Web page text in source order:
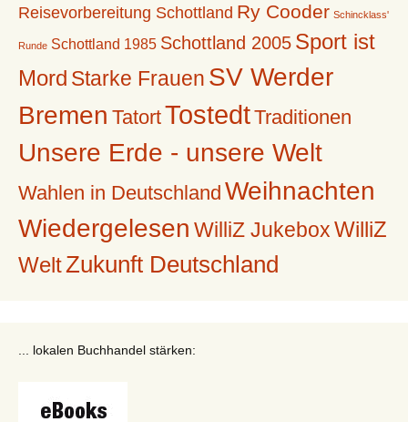
Reisevorbereitung Schottland Ry Cooder Schincklass'
Runde Schottland 1985 Schottland 2005 Sport ist
Mord Starke Frauen SV Werder
Bremen TatortTostedtTraditionen
Unsere Erde - unsere Welt
Wahlen in Deutschland Weihnachten
Wiedergelesen WilliZ Jukebox WilliZ
WeltZukunft Deutschland
... lokalen Buchhandel stärken: